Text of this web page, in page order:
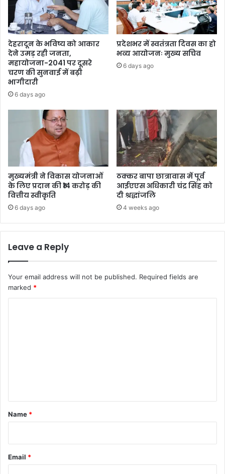
देहरादून के भविष्य को आकार
देने उमड़ रही जनता,
महायोजना-2041 पर दूसरे
चरण की सुनवाई में बढ़ी
भागीदारी
6 days ago
प्रदेशभर में स्वतंत्रता दिवस का हो
भव्य आयोजनः मुख्य सचिव
6 days ago
मुख्यमंत्री ने विकास योजनाओं
के लिए प्रदान की ₹14 करोड़ की
वित्तीय स्वीकृति
6 days ago
ठक्कर बापा छात्रावास में पूर्व
आईएएस अधिकारी चंद्र सिंह को
दी श्रद्धांजलि
4 weeks ago
Leave a Reply
Your email address will not be published. Required fields are
marked *
*
Name *
Email *